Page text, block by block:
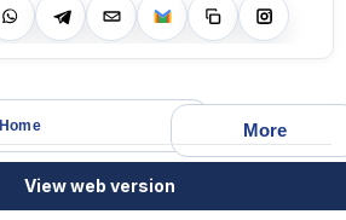
More
Home
View web version